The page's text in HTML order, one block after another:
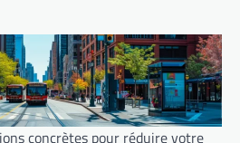
concrètes pour réduire votre